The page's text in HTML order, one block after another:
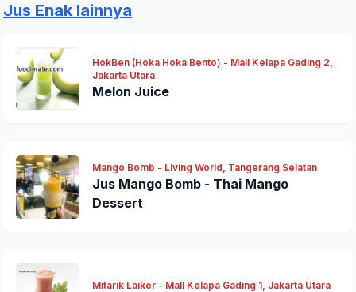
Jus Enak lainnya
HokBen (Hoka Hoka Bento) - Mall Kelapa Gading 2,
Jakarta Utara
Melon Juice
Mango Bomb - Living World, Tangerang Selatan
Jus Mango Bomb - Thai Mango
Dessert
Mitarik Laiker - Mall Kelapa Gading 1, Jakarta Utara